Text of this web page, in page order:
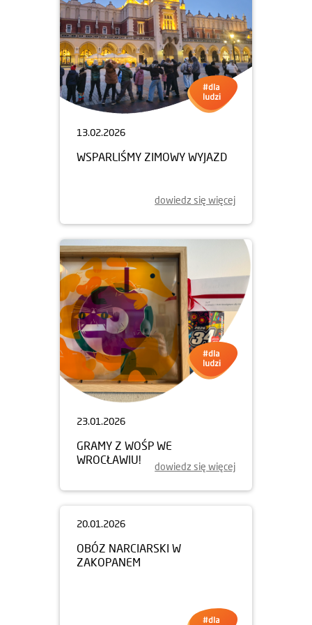
13.02.2026
WSPARLIŚMY ZIMOWY WYJAZD
dowiedz się więcej
23.01.2026
GRAMY Z WOŚP WE
WROCŁAWIU!
dowiedz się więcej